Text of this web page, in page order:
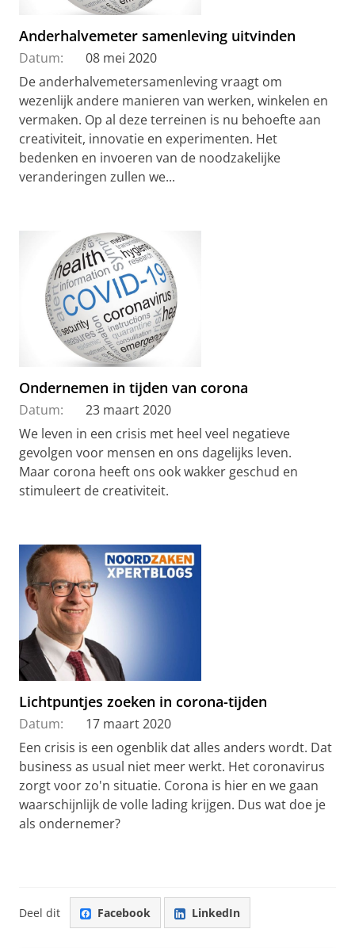
Anderhalvemeter samenleving uitvinden
Datum:
08 mei 2020
De anderhalvemetersamenleving vraagt om
wezenlijk andere manieren van werken, winkelen en
vermaken. Op al deze terreinen is nu behoefte aan
creativiteit, innovatie en experimenten. Het
bedenken en invoeren van de noodzakelijke
veranderingen zullen we...
Ondernemen in tijden van corona
Datum:
23 maart 2020
We leven in een crisis met heel veel negatieve
gevolgen voor mensen en ons dagelijks leven.
Maar corona heeft ons ook wakker geschud en
stimuleert de creativiteit.
Lichtpuntjes zoeken in corona-tijden
Datum:
17 maart 2020
Een crisis is een ogenblik dat alles anders wordt. Dat
business as usual niet meer werkt. Het coronavirus
zorgt voor zo'n situatie. Corona is hier en we gaan
waarschijnlijk de volle lading krijgen. Dus wat doe je
als ondernemer?
Deel dit Facebook LinkedIn